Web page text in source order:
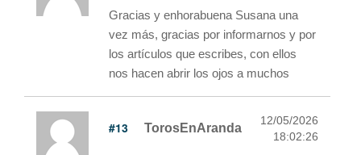
Gracias y enhorabuena Susana una
vez más, gracias por informarnos y por
los artículos que escribes, con ellos
nos hacen abrir los ojos a muchos
#13 TorosEnAranda
12/05/2026
18:02:26